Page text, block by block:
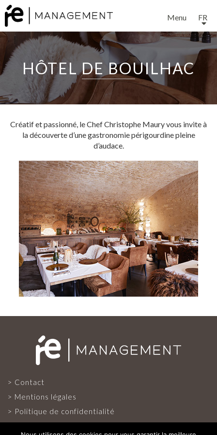
Menu FR
EXPERTISE
SERVICES
NOTRE ÉQUIPE
PROJETS ET RÉFÉRENCES
PRESSE FRANÇAISE
PRESSE INTERNATIONALE
CONTACT
HÔTEL DE BOUILHAC
Créatif et passionné, le Chef Christophe Maury vous invite à
la découverte d’une gastronomie périgourdine pleine
d’audace.
Contact
Mentions légales
Politique de confidentialité